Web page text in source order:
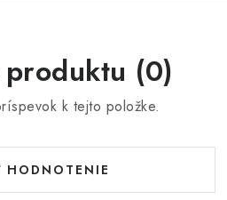
(0)
k tejto položke.
HODNOTENIE